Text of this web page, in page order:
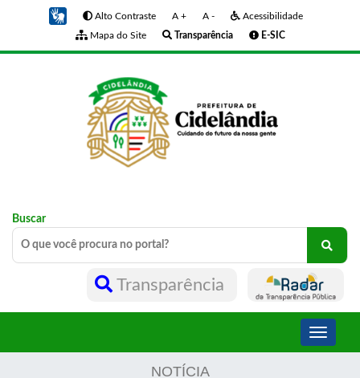
Alto Contraste A + A -
Acessibilidade
Mapa do Site
Transparência E-SIC
Buscar
Transparência
Toggle
NOTÍCIA